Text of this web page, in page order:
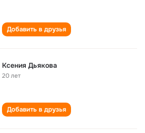
Добавить в друзья
Ксения Дьякова
20 лет
Добавить в друзья